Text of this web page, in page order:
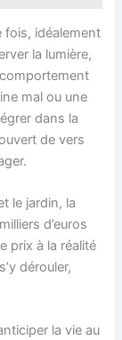
fois, idéalement
la lumière,
mal ou une
dans la
de vers
le jardin, la
d’euros
prix à la réalité
dérouler,
la vie au